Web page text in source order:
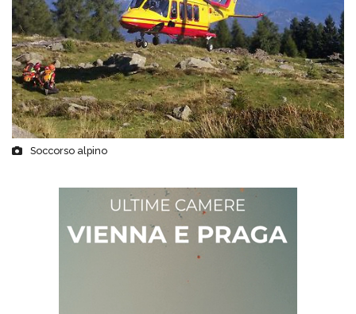
Soccorso alpino